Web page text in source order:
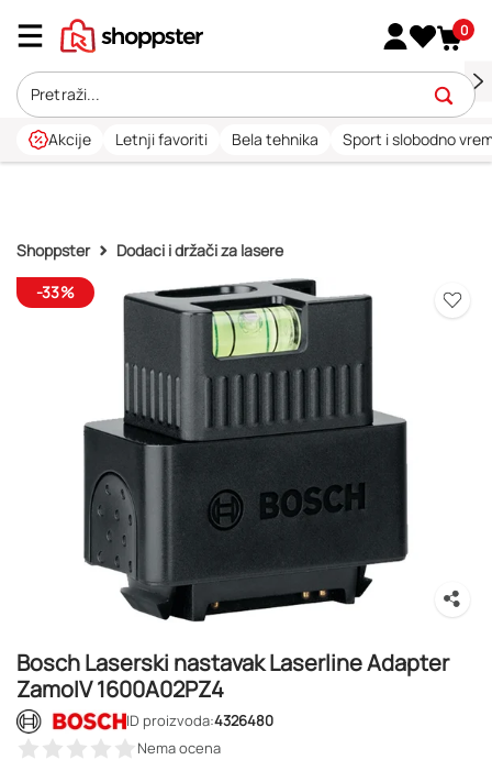
0
Akcije Letnji favoriti Bela tehnika Sport i slobodno
Shoppster
Dodaci i držači za lasere
-33%
Bosch Laserski nastavak Laserline Adapter
ZamoIV 1600A02PZ4
ID proizvoda:4326480
Nema ocena